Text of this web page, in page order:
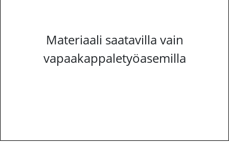
Materiaali saatavilla vain
vapaakappaletyöasemilla